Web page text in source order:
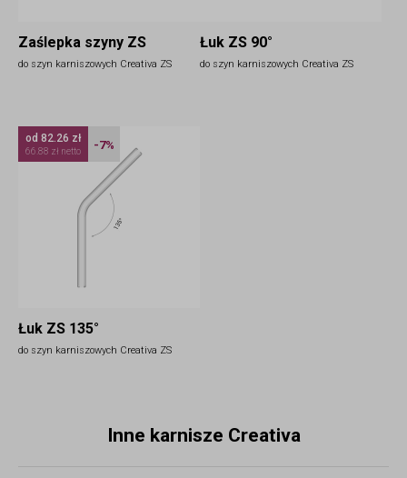
Zaślepka szyny ZS
do szyn karniszowych Creativa ZS
Łuk ZS 90°
do szyn karniszowych Creativa ZS
Łuk ZS 135°
do szyn karniszowych Creativa ZS
od 82.26 zł
66.88 zł netto -7%
Inne karnisze Creativa